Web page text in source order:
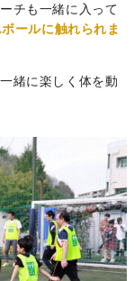
チも一緒に入って
ールに触れられま
緒に楽しく体を動